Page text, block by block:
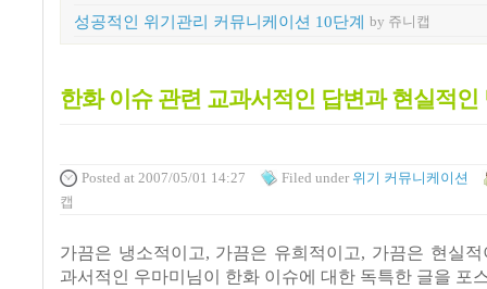
성공적인 위기관리 커뮤니케이션 10단계 by 쥬니캡
한화 이슈 관련 교과서적인 답변과 현실적인
Posted at 2007/05/01 14:27 Filed under 위기 커뮤니케이션
캡
가끔은 냉소적이고, 가끔은 유희적이고, 가끔은 현실
과서적인 우마미님이 한화 이슈에 대한 독특한 글을 포